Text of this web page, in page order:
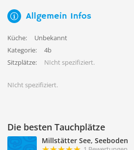
Allgemein Infos
Küche:
Unbekannt
Kategorie:
4b
Sitzplätze:
NIcht spezifiziert.
NIcht spezifiziert.
Die besten Tauchplätze
Millstätter See, Seeboden